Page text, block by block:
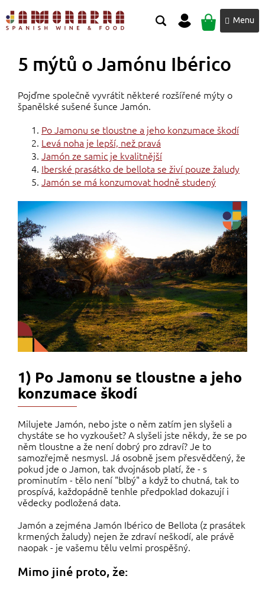
na
obsah
NÁKUPNÍ
KOŠÍK
5 mýtů o Jamónu Ibérico
Pojďme společně vyvrátit některé rozšířené mýty o
španělské sušené šunce Jamón.
Po Jamonu se tloustne a jeho konzumace škodí
Levá noha je lepší, než pravá
Jamón ze samic je kvalitnější
Iberské prasátko de bellota se živí pouze žaludy
Jamón se má konzumovat hodně studený
1) Po Jamonu se tloustne a jeho
konzumace škodí
Milujete Jamón, nebo jste o něm zatím jen slyšeli a
chystáte se ho vyzkoušet? A slyšeli jste někdy, že se po
něm tloustne a že není dobrý pro zdraví? Je to
samozřejmě nesmysl. Já osobně jsem přesvědčený, že
pokud jde o Jamon, tak dvojnásob platí, že - s
prominutím - tělo není "blbý" a když to chutná, tak to
prospívá, každopádně tenhle předpoklad dokazují i
vědecky podložená data.
Jamón a zejména Jamón Ibérico de Bellota (z prasátek
krmených žaludy) nejen že zdraví neškodí, ale právě
naopak - je vašemu tělu velmi prospěšný.
Mimo jiné proto, že: